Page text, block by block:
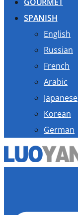
SPANISH
English
Russian
French
Arabic
Japanese
Korean
German